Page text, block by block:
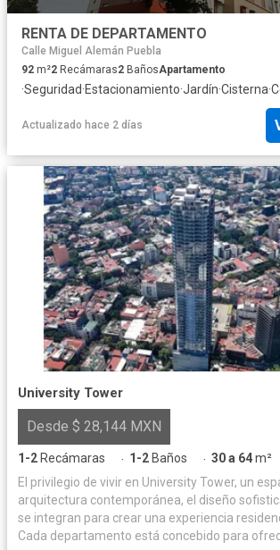
RENTA DE DEPARTAMENTO
Calle Miguel Alemán Puebla
92 m²2 Recámaras2 BañosApartamento
·Seguridad·Estacionamiento·Jardín·Cisterna·
Actualizado hace 2 días
University Tower
Desde $ 28,144 MXN
1-2 Recámaras · 1-2 Baños · 30 a 64m²
El privilegio de vivir en University Tower, un
arquitectura contemporánea, el diseño
se integran para crear una experiencia
Cada departamento está concebido para